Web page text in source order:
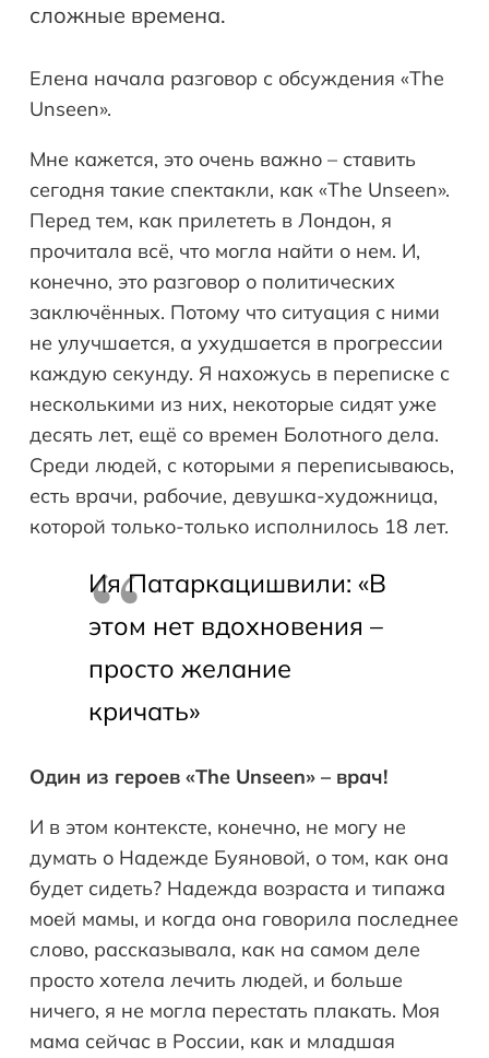
сложные времена.
Елена начала разговор с обсуждения «The
Unseen».
Мне кажется, это очень важно – ставить
сегодня такие спектакли, как «The Unseen».
Перед тем, как прилететь в Лондон, я
прочитала всё, что могла найти о нем. И,
конечно, это разговор о политических
заключённых. Потому что ситуация с ними
не улучшается, а ухудшается в прогрессии
каждую секунду. Я нахожусь в переписке с
несколькими из них, некоторые сидят уже
десять лет, ещё со времен Болотного дела.
Среди людей, с которыми я переписываюсь,
есть врачи, рабочие, девушка-художница,
которой только-только исполнилось 18 лет.
Ия Патаркацишвили: «В
этом нет вдохновения –
просто желание
кричать»
Один из героев «The Unseen» – врач!
И в этом контексте, конечно, не могу не
думать о Надежде Буяновой, о том, как она
будет сидеть? Надежда возраста и типажа
моей мамы, и когда она говорила последнее
слово, рассказывала, как на самом деле
просто хотела лечить людей, и больше
ничего, я не могла перестать плакать. Моя
мама сейчас в России, как и младшая